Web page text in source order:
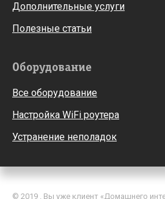
Дополнительные услуги
Полезные статьи
Оборудование
Все оборудование
Настройка WiFi роутера
Устранение неполадок
© 2019 . Вы уже клиент «Домашнего